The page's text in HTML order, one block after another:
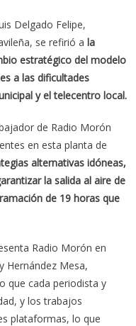
Delgado Felipe,
se refirió a la
estratégico del modelo
a las dificultades
y el telecentro local.
de Radio Morón
en esta planta de
alternativas idóneas,
la salida al aire de
de 19 horas que
Radio Morón en
Hernández Mesa,
que cada periodista y
y los trabajos
plataformas, lo que